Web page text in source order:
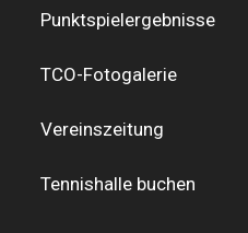
Punktspielergebnisse
TCO-Fotogalerie
Vereinszeitung
Tennishalle buchen